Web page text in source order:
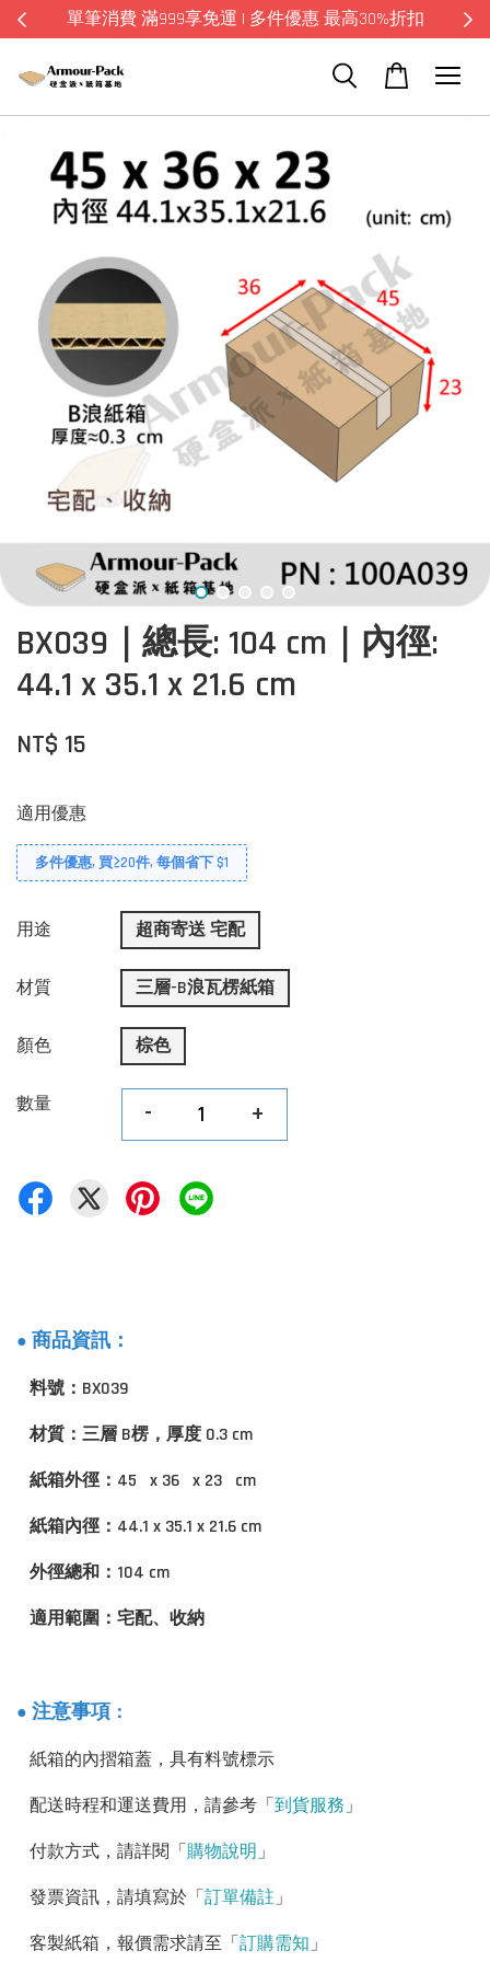
單筆消費 滿999享免運 | 多件優惠 最高30%折扣
BX039｜總長: 104 cm｜內徑:
44.1 x 35.1 x 21.6 cm
NT$ 15
適用優惠
多件優惠, 買≥20件, 每個省下 $1
用途 超商寄送 宅配
材質 三層-B浪瓦楞紙箱
顏色 棕色
數量 - +
● 商品資訊：
料號：BX039
材質：三層 B楞，厚度 0.3 cm
紙箱外徑：45 x 36 x 23 cm
紙箱內徑：44.1 x 35.1 x 21.6 cm
外徑總和：104 cm
適用範圍：宅配、收納
● 注意事項 ：
紙箱的內摺箱蓋，具有料號標示
配送時程和運送費用，請參考「 到貨服務 」
付款方式，請詳閱「 購物說明 」
發票資訊，請填寫於「 訂單備註 」
客製紙箱，報價需求請至「 訂購需知 」